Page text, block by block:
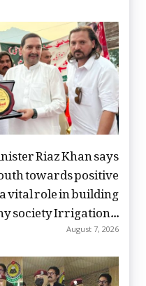
Riaz Khan says
towards positive
vital role in building
society Irrigation...
August 7, 2026